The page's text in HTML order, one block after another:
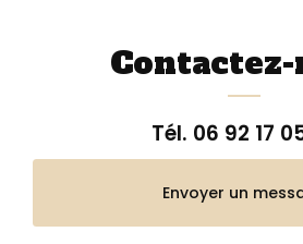
Tél. 06 92 17
Envoyer un